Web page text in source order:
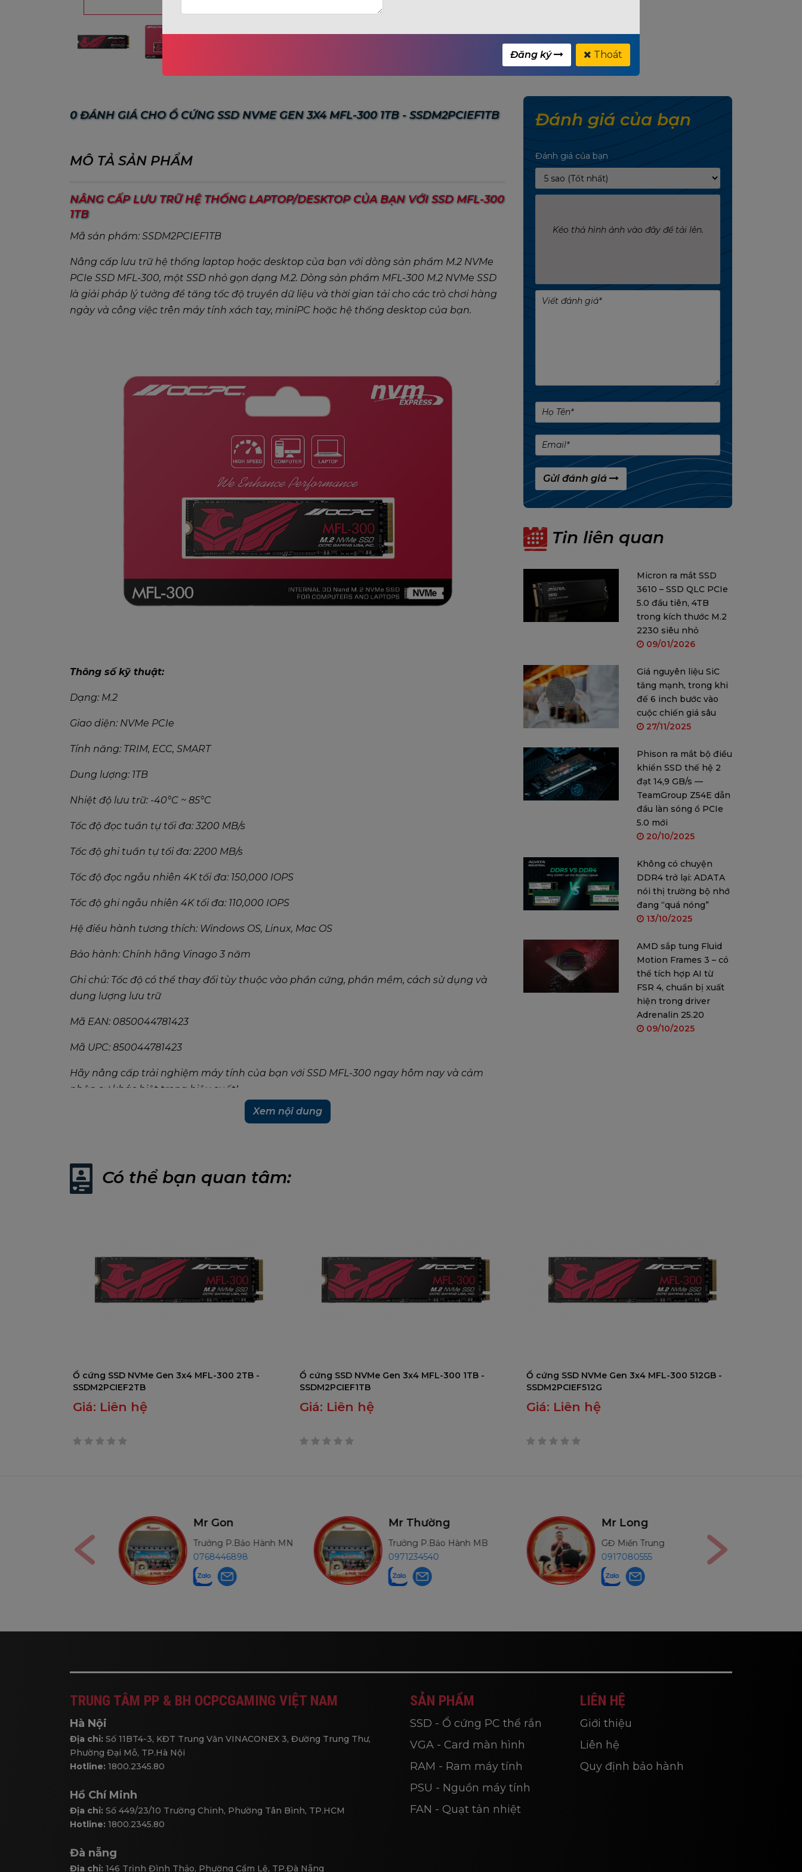
HOTLINE: 1800.2345.80
0 ĐÁNH GIÁ CHO Ổ CỨNG SSD NVME GEN 3X4 MFL-300 1TB - SSDM2PCIEF1TB
MÔ TẢ SẢN PHẨM
NÂNG CẤP LƯU TRỮ HỆ THỐNG LAPTOP/DESKTOP CỦA BẠN VỚI SSD MFL-300
1TB
Mã sản phẩm: SSDM2PCIEF1TB
Nâng cấp lưu trữ hệ thống laptop hoặc desktop của bạn với dòng sản phẩm M.2 NVMe
PCIe SSD MFL-300, một SSD nhỏ gọn dạng M.2. Dòng sản phẩm MFL-300 M.2 NVMe SSD
là giải pháp lý tưởng để tăng tốc độ truyền dữ liệu và thời gian tải cho các trò chơi hàng
ngày và công việc trên máy tính xách tay, miniPC hoặc hệ thống desktop của bạn.
Thông số kỹ thuật:
Dạng: M.2
Giao diện: NVMe PCIe
Tính năng: TRIM, ECC, SMART
Dung lượng: 1TB
Nhiệt độ lưu trữ: -40°C ~ 85°C
Tốc độ đọc tuần tự tối đa: 3200 MB/s
Tốc độ ghi tuần tự tối đa: 2200 MB/s
Tốc độ đọc ngẫu nhiên 4K tối đa: 150,000 IOPS
Tốc độ ghi ngẫu nhiên 4K tối đa: 110,000 IOPS
Hệ điều hành tương thích: Windows OS, Linux, Mac OS
Bảo hành: Chính hãng Vinago 3 năm
Ghi chú: Tốc độ có thể thay đổi tùy thuộc vào phần cứng, phần mềm, cách sử dụng và
dung lượng lưu trữ
Mã EAN: 0850044781423
Mã UPC: 850044781423
Hãy nâng cấp trải nghiệm máy tính của bạn với SSD MFL-300 ngay hôm nay và cảm
nhận sự khác biệt trong hiệu suất!
Xem nội dung
Đánh giá của bạn
Đánh giá của bạn
Kéo thả hình ảnh vào đây để tải lên.
Gửi đánh giá
Tin liên quan
Micron ra mắt SSD
3610 – SSD QLC PCIe
5.0 đầu tiên, 4TB
trong kích thước M.2
2230 siêu nhỏ
09/01/2026
Giá nguyên liệu SiC
tăng mạnh, trong khi
đế 6 inch bước vào
cuộc chiến giá sâu
27/11/2025
Phison ra mắt bộ điều
khiển SSD thế hệ 2
đạt 14,9 GB/s —
TeamGroup Z54E dẫn
đầu làn sóng ổ PCIe
5.0 mới
20/10/2025
Không có chuyện
DDR4 trở lại: ADATA
nói thị trường bộ nhớ
đang “quá nóng”
13/10/2025
AMD sắp tung Fluid
Motion Frames 3 – có
thể tích hợp AI từ
FSR 4, chuẩn bị xuất
hiện trong driver
Adrenalin 25.20
09/10/2025
Có thể bạn quan tâm:
Ổ cứng SSD NVMe Gen 3x4 MFL-300 2TB -
SSDM2PCIEF2TB
Giá: Liên hệ
Ổ cứng SSD NVMe Gen 3x4 MFL-300 1TB -
SSDM2PCIEF1TB
Giá: Liên hệ
Ổ cứng SSD NVMe Gen 3x4 MFL-300 512GB -
SSDM2PCIEF512G
Giá: Liên hệ
Mr Gon
Trưởng P.Bảo Hành MN
0768446898
Mr Thường
Trưởng P.Bảo Hành MB
0971234540
Mr Long
GĐ Miền Trung
0917080555
TRUNG TÂM PP & BH OCPCGAMING VIỆT NAM
Hà Nội
Địa chỉ: Số 11BT4-3, KĐT Trung Văn VINACONEX 3, Đường Trung Thư,
Phường Đại Mỗ, TP.Hà Nội
Hotline: 1800.2345.80
Hồ Chí Minh
Địa chỉ: Số 449/23/10 Trường Chinh, Phường Tân Bình, TP.HCM
Hotline: 1800.2345.80
Đà nẵng
Địa chỉ: 146 Trịnh Đình Thảo, Phường Cẩm Lệ, TP.Đà Nẵng
SẢN PHẨM
SSD - Ổ cứng PC thể rắn
VGA - Card màn hình
RAM - Ram máy tính
PSU - Nguồn máy tính
FAN - Quạt tản nhiệt
LIÊN HỆ
Giới thiệu
Liên hệ
Quy định bảo hành
Đăng ký Thoát